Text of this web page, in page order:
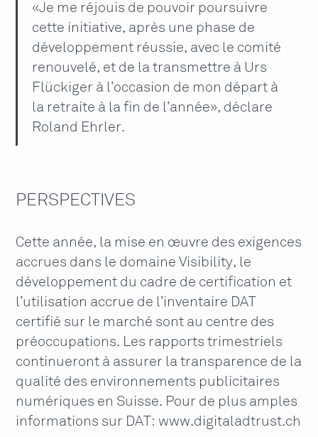
«Je me réjouis de pouvoir poursuivre
cette initiative, après une phase de
développement réussie, avec le comité
renouvelé, et de la transmettre à Urs
Flückiger à l’occasion de mon départ à
la retraite à la fin de l’année», déclare
Roland Ehrler.
PERSPECTIVES
Cette année, la mise en œuvre des exigences
accrues dans le domaine Visibility, le
développement du cadre de certification et
l’utilisation accrue de l’inventaire DAT
certifié sur le marché sont au centre des
préoccupations. Les rapports trimestriels
continueront à assurer la transparence de la
qualité des environnements publicitaires
numériques en Suisse. Pour de plus amples
informations sur DAT: www.digitaladtrust.ch